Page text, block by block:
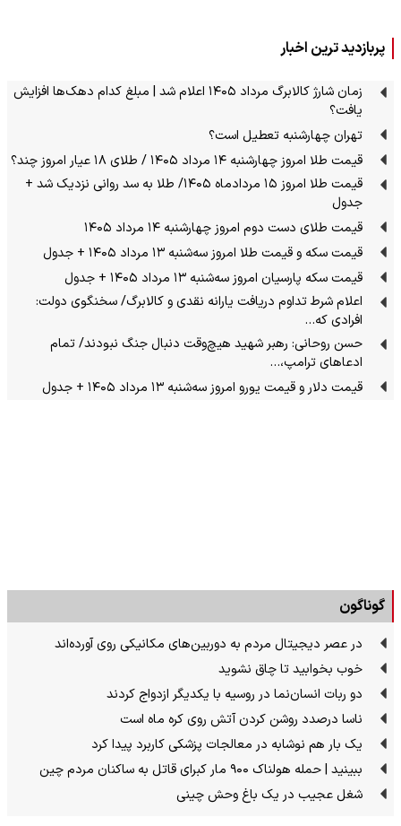
پربازدید ترین اخبار
زمان شارژ کالابرگ مرداد ۱۴۰۵ اعلام شد | مبلغ کدام دهک‌ها افزایش
یافت؟
تهران چهارشنبه تعطیل است؟
قیمت طلا امروز چهارشنبه ۱۴ مرداد ۱۴۰۵ / طلای ۱۸ عیار امروز چند؟
قیمت طلا امروز ۱۵ مردادماه ۱۴۰۵/ طلا به سد روانی نزدیک شد +
جدول
قیمت طلای دست دوم امروز چهارشنبه ۱۴ مرداد ۱۴۰۵
قیمت سکه و قیمت طلا امروز سه‌شنبه ۱۳ مرداد ۱۴۰۵ + جدول
قیمت سکه پارسیان امروز سه‌شنبه ۱۳ مرداد ۱۴۰۵ + جدول
اعلام شرط تداوم دریافت یارانه نقدی و کالابرگ/ سخنگوی دولت:
افرادی که…
حسن روحانی: رهبر شهید هیچ‌وقت دنبال جنگ نبودند/ تمام
ادعاهای ترامپ،…
قیمت دلار و قیمت یورو امروز سه‌شنبه ۱۳ مرداد ۱۴۰۵ + جدول
گوناگون
در عصر دیجیتال مردم به دوربین‌های مکانیکی روی آورده‌اند
خوب بخوابید تا چاق نشوید
دو ربات انسان‌نما در روسیه با یکدیگر ازدواج کردند
ناسا درصدد روشن کردن آتش روی کره ماه است
یک بار هم نوشابه در معالجات پزشکی کاربرد پیدا کرد
ببینید | حمله هولناک ۹۰۰ مار کبرای قاتل به ساکنان مردم چین
شغل عجیب در یک باغ وحش چینی